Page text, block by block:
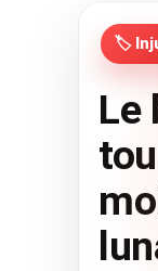
🏷️
Le